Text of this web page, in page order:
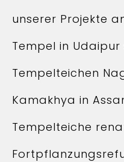
unserer Projekte
Tempel in
Tempelteichen
Kamakhya in
Tempelteiche